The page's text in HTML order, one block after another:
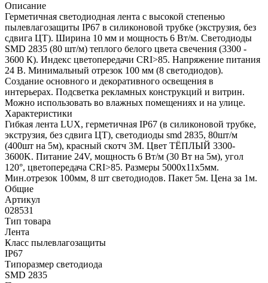
Описание
Герметичная светодиодная лента с высокой степенью
пылевлагозащиты IP67 в силиконовой трубке (экструзия, без
сдвига ЦТ). Ширина 10 мм и мощность 6 Вт/м. Светодиоды
SMD 2835 (80 шт/м) теплого белого цвета свечения (3300 -
3600 К). Индекс цветопередачи CRI>85. Напряжение питания
24 В. Минимальный отрезок 100 мм (8 светодиодов).
Создание основного и декоративного освещения в
интерьерах. Подсветка рекламных конструкций и витрин.
Можно использовать во влажных помещениях и на улице.
Характеристики
Гибкая лента LUX, герметичная IP67 (в силиконовой трубке,
экструзия, без сдвига ЦТ), светодиоды smd 2835, 80шт/м
(400шт на 5м), красный скотч 3М. Цвет ТЁПЛЫЙ 3300-
3600K. Питание 24V, мощность 6 Вт/м (30 Вт на 5м), угол
120°, цветопередача CRI>85. Размеры 5000х11x5мм.
Мин.отрезок 100мм, 8 шт светодиодов. Пакет 5м. Цена за 1м.
Общие
Артикул
028531
Тип товара
Лента
Класс пылевлагозащиты
IP67
Типоразмер светодиода
SMD 2835